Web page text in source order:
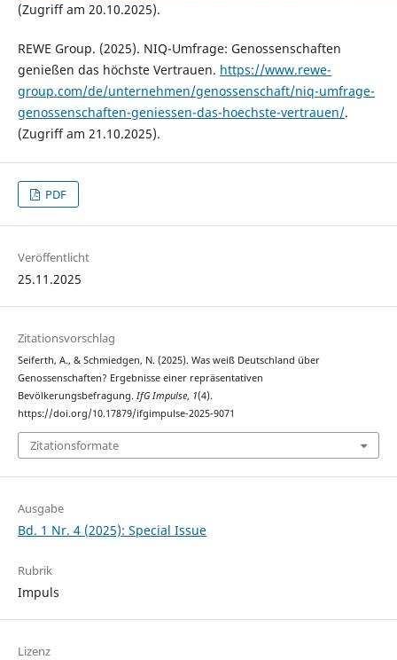
(Zugriff am 20.10.2025).
REWE Group. (2025). NIQ-Umfrage: Genossenschaften
genießen das höchste Vertrauen. https://www.rewe-
group.com/de/unternehmen/genossenschaft/niq-umfrage-
genossenschaften-geniessen-das-hoechste-vertrauen/.
(Zugriff am 21.10.2025).
PDF
Veröffentlicht
25.11.2025
Zitationsvorschlag
Seiferth, A., & Schmiedgen, N. (2025). Was weiß Deutschland über
Genossenschaften? Ergebnisse einer repräsentativen
Bevölkerungsbefragung. IfG Impulse, 1(4).
https://doi.org/10.17879/ifgimpulse-2025-9071
Zitationsformate
Ausgabe
Bd. 1 Nr. 4 (2025): Special Issue
Rubrik
Impuls
Lizenz